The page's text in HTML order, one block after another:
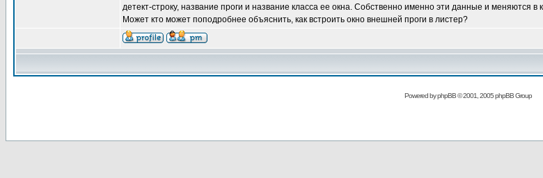
детект-строку, название проги и название класса ее окна. Собственно именно эти данные и меняются в
Может кто может поподробнее объяснить, как встроить окно внешней проги в листер?
Powered byphpBB© 2001, 2005 phpBB Group